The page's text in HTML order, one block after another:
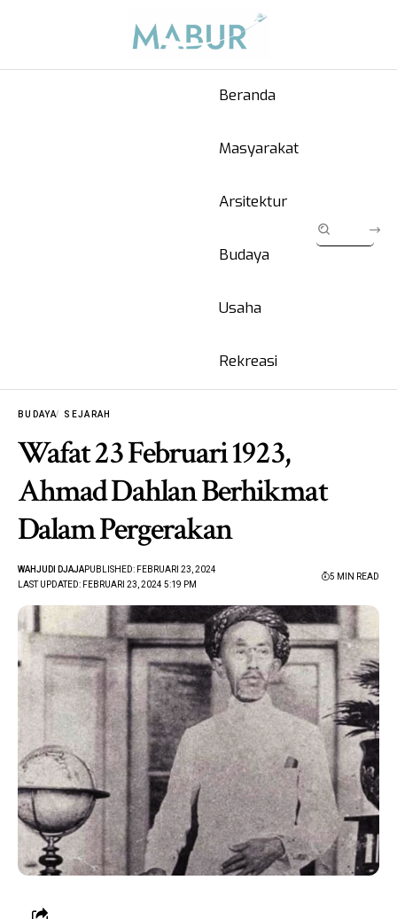
Beranda
Masyarakat
Arsitektur
Budaya
Usaha
Rekreasi
BUDAYA SEJARAH
Wafat 23 Februari 1923,
Ahmad Dahlan Berhikmat
Dalam Pergerakan
LAST UPDATED: FEBRUARI 23, 2024 5:19 PM
WAHJUDI DJAJAPUBLISHED: FEBRUARI 23, 2024
5 MIN READ